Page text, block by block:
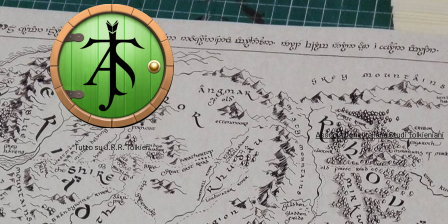
Associazione Italiana Studi Tolkieniani
Tutto su J.R.R. Tolkien